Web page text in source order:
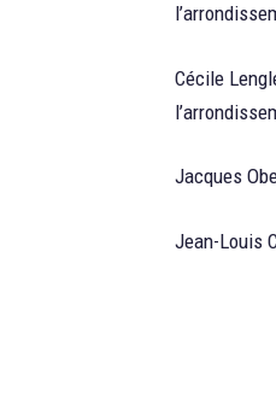
Cécile
Jacques
Jean-Louis